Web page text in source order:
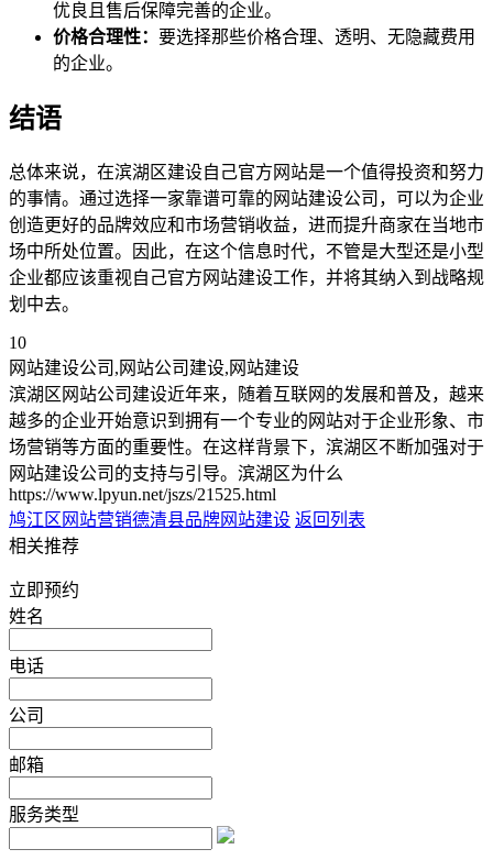
优良且售后保障完善的企业。
价格合理性： 要选择那些价格合理、透明、无隐藏费用
的企业。
结语
总体来说，在滨湖区建设自己官方网站是一个值得投资和努力
的事情。通过选择一家靠谱可靠的网站建设公司，可以为企业
创造更好的品牌效应和市场营销收益，进而提升商家在当地市
场中所处位置。因此，在这个信息时代，不管是大型还是小型
企业都应该重视自己官方网站建设工作，并将其纳入到战略规
划中去。
10
网站建设公司,网站公司建设,网站建设
滨湖区网站公司建设近年来，随着互联网的发展和普及，越来
越多的企业开始意识到拥有一个专业的网站对于企业形象、市
场营销等方面的重要性。在这样背景下，滨湖区不断加强对于
网站建设公司的支持与引导。滨湖区为什么
https://www.lpyun.net/jszs/21525.html
鸠江区网站营销德清县品牌网站建设 返回列表
相关推荐
立即预约
姓名
电话
公司
邮箱
服务类型